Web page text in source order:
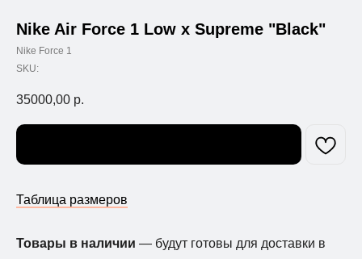
Nike Air Force 1 Low x Supreme "Black"
Nike Force 1
SKU:
35000,00 р.
Таблица размеров
Товары в наличии — будут готовы для доставки в